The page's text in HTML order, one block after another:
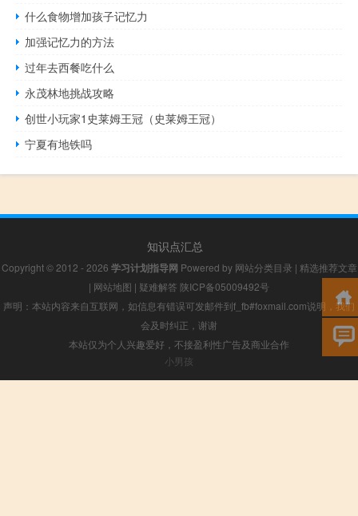
什么食物增加孩子记忆力
加强记忆力的方法
过年去西餐吃什么
永茂林地挑战攻略
创世小玩家1史莱姆王冠（史莱姆王冠）
宁夏有地铁吗
知识点汇总
Copyright © 2012 - 2026 学习计划指导网 Powered by 网站分类目录 | 精选推荐文章
| 网站地图 | 疑难解答 陕ICP备05009492号
声明：本站内容来自互联网，如信息有错误可发邮件到f_fb#foxmail.com说明，我们
会及时纠正，谢谢
本站仅为个人兴趣爱好，不接盈利性广告及商业合作
小男孩